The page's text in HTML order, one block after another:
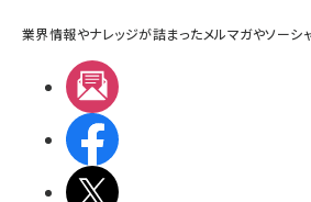
業界情報やナレッジが詰まったメルマガやソーシ